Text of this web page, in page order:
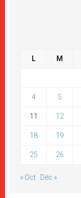
L M
4 5
11 12
18 19
25 26
« Oct Déc »